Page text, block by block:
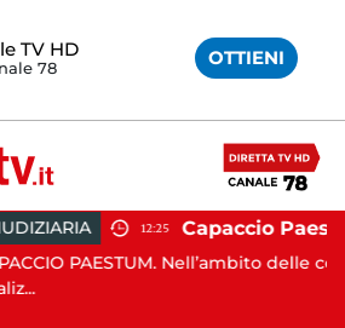
TV HD
78 OTTIENI
12:25
Nell’ambito delle costanti